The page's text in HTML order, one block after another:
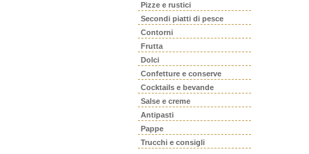
Pizze e rustici
Secondi piatti di pesce
Contorni
Frutta
Dolci
Confetture e conserve
Cocktails e bevande
Salse e creme
Antipasti
Pappe
Trucchi e consigli